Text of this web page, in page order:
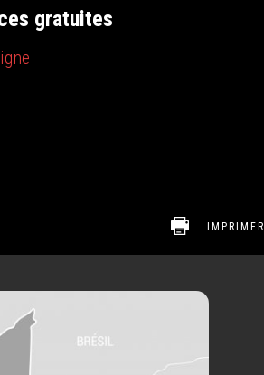
gratuites
IMPRIMER